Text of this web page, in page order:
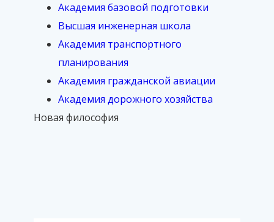
Академия базовой подготовки
Высшая инженерная школа
Академия транспортного
планирования
Академия гражданской авиации
Академия дорожного хозяйства
Новая философия